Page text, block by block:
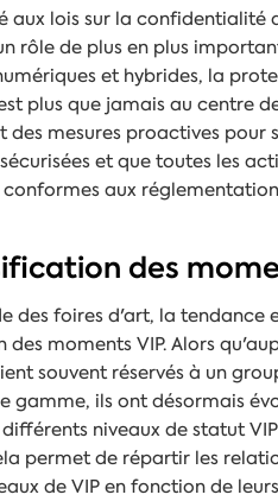
aux lois sur la confidentialité
rôle de plus en plus
et hybrides, la
plus que jamais au centre
des mesures proactives pour
et que toutes les
conformes aux
des
des foires d'art, la tendance
moments VIP. Alors
souvent réservés à un
gamme, ils ont désormais
niveaux de statut
permet de répartir les
de VIP en fonction de